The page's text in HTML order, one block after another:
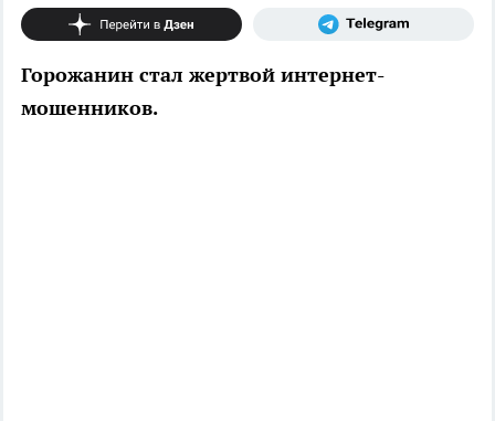
Горожанин стал жертвой интернет-
мошенников.